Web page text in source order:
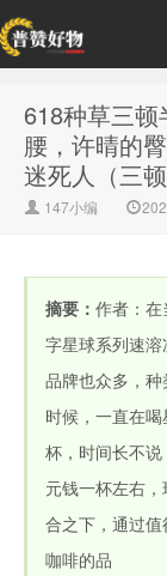
618种草三
腰，许晴的
迷死人（三
147小编
摘要： 作者：
字星球系列速
品牌也众多，
时候，一直在
杯，时间长不
元钱一杯左右
合之下，通过
咖啡的品